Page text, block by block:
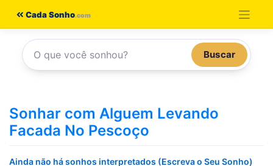
conteúdo
Cada Sonho
Buscar
Sonhar com Alguem Levando
Facada No Pescoço
Ainda não há sonhos interpretados (Escreva o Seu Sonho)